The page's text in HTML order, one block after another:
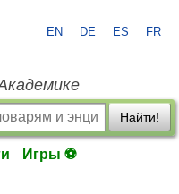
EN DE ES FR
Найти!
Игры ⚽